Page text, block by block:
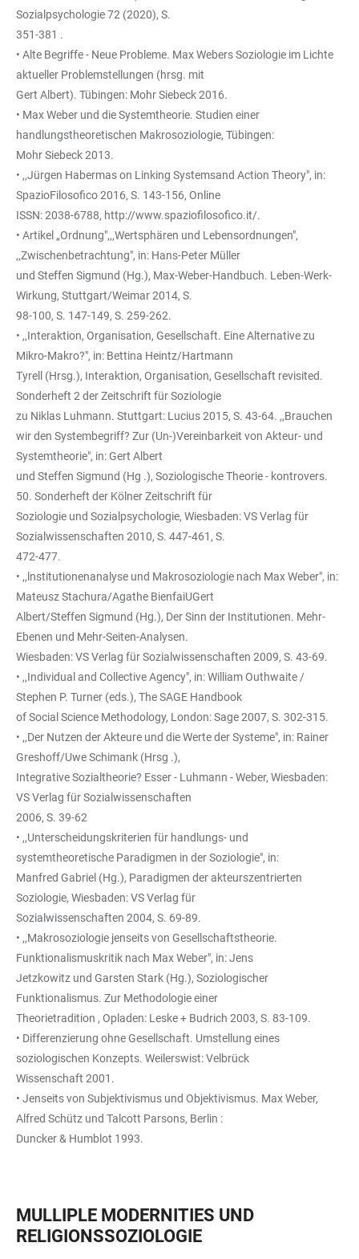
Sozialpsychologie 72 (2020), S.
351-381 .
• Alte Begriffe - Neue Probleme. Max Webers Soziologie im Lichte
aktueller Problemstellungen (hrsg. mit
Gert Albert). Tübingen: Mohr Siebeck 2016.
• Max Weber und die Systemtheorie. Studien einer
handlungstheoretischen Makrosoziologie, Tübingen:
Mohr Siebeck 2013.
• ,,Jürgen Habermas on Linking Systemsand Action Theory", in:
SpazioFilosofico 2016, S. 143-156, Online
ISSN: 2038-6788, http://www.spaziofilosofico.it/.
• Artikel „Ordnung",,,Wertsphären und Lebensordnungen",
,,Zwischenbetrachtung", in: Hans-Peter Müller
und Steffen Sigmund (Hg.), Max-Weber-Handbuch. Leben-Werk-
Wirkung, Stuttgart/Weimar 2014, S.
98-100, S. 147-149, S. 259-262.
• ,,Interaktion, Organisation, Gesellschaft. Eine Alternative zu
Mikro-Makro?", in: Bettina Heintz/Hartmann
Tyrell (Hrsg.), Interaktion, Organisation, Gesellschaft revisited.
Sonderheft 2 der Zeitschrift für Soziologie
zu Niklas Luhmann. Stuttgart: Lucius 2015, S. 43-64. ,,Brauchen
wir den Systembegriff? Zur (Un-)Vereinbarkeit von Akteur- und
Systemtheorie", in: Gert Albert
und Steffen Sigmund (Hg .), Soziologische Theorie - kontrovers.
50. Sonderheft der Kölner Zeitschrift für
Soziologie und Sozialpsychologie, Wiesbaden: VS Verlag für
Sozialwissenschaften 2010, S. 447-461, S.
472-477.
• ,,lnstitutionenanalyse und Makrosoziologie nach Max Weber", in:
Mateusz Stachura/Agathe BienfaiUGert
Albert/Steffen Sigmund (Hg.), Der Sinn der Institutionen. Mehr-
Ebenen und Mehr-Seiten-Analysen.
Wiesbaden: VS Verlag für Sozialwissenschaften 2009, S. 43-69.
• ,,Individual and Collective Agency", in: William Outhwaite /
Stephen P. Turner (eds.), The SAGE Handbook
of Social Science Methodology, London: Sage 2007, S. 302-315.
• ,,Der Nutzen der Akteure und die Werte der Systeme", in: Rainer
Greshoff/Uwe Schimank (Hrsg .),
Integrative Sozialtheorie? Esser - Luhmann - Weber, Wiesbaden:
VS Verlag für Sozialwissenschaften
2006, S. 39-62
• ,,Unterscheidungskriterien für handlungs- und
systemtheoretische Paradigmen in der Soziologie", in:
Manfred Gabriel (Hg.), Paradigmen der akteurszentrierten
Soziologie, Wiesbaden: VS Verlag für
Sozialwissenschaften 2004, S. 69-89.
• ,,Makrosoziologie jenseits von Gesellschaftstheorie.
Funktionalismuskritik nach Max Weber", in: Jens
Jetzkowitz und Garsten Stark (Hg.), Soziologischer
Funktionalismus. Zur Methodologie einer
Theorietradition , Opladen: Leske + Budrich 2003, S. 83-109.
• Differenzierung ohne Gesellschaft. Umstellung eines
soziologischen Konzepts. Weilerswist: Velbrück
Wissenschaft 2001.
• Jenseits von Subjektivismus und Objektivismus. Max Weber,
Alfred Schütz und Talcott Parsons, Berlin :
Duncker & Humblot 1993.
MULLIPLE MODERNITIES UND
RELIGIONSSOZIOLOGIE